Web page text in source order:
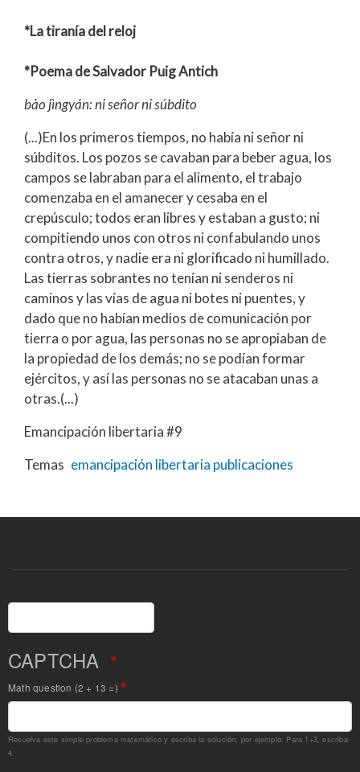
*La tiranía del reloj
*Poema de Salvador Puig Antich
bào jìngyán: ni señor ni súbdito
(...)En los primeros tiempos, no había ni señor ni
súbditos. Los pozos se cavaban para beber agua, los
campos se labraban para el alimento, el trabajo
comenzaba en el amanecer y cesaba en el
crepúsculo; todos eran libres y estaban a gusto; ni
compitiendo unos con otros ni confabulando unos
contra otros, y nadie era ni glorificado ni humillado.
Las tierras sobrantes no tenían ni senderos ni
caminos y las vías de agua ni botes ni puentes, y
dado que no habían medios de comunicación por
tierra o por agua, las personas no se apropiaban de
la propiedad de los demás; no se podían formar
ejércitos, y así las personas no se atacaban unas a
otras.(...)
Emancipación libertaria #9
Temas emancipación libertaria publicaciones
Buscar
CAPTCHA
Math question (2 + 13 =)
Resuelva este simple problema matemático y escriba la solución; por ejemplo: Para 1+3, escriba
4.